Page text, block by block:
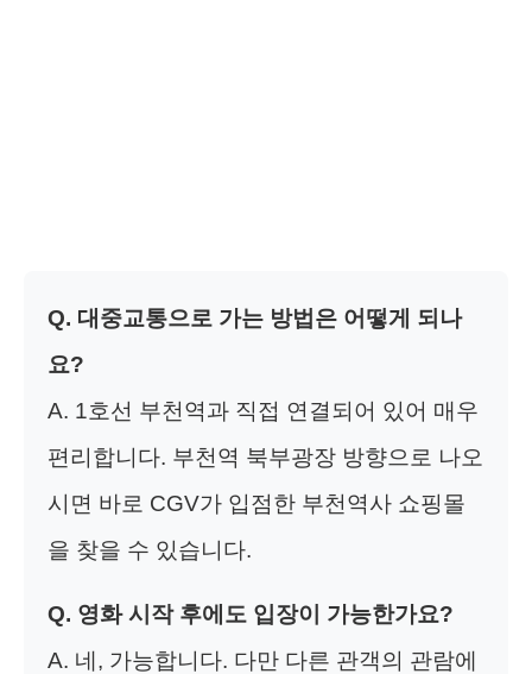
Q. 대중교통으로 가는 방법은 어떻게 되나
요?
A. 1호선 부천역과 직접 연결되어 있어 매우
편리합니다. 부천역 북부광장 방향으로 나오
시면 바로 CGV가 입점한 부천역사 쇼핑몰
을 찾을 수 있습니다.
Q. 영화 시작 후에도 입장이 가능한가요?
A. 네, 가능합니다. 다만 다른 관객의 관람에